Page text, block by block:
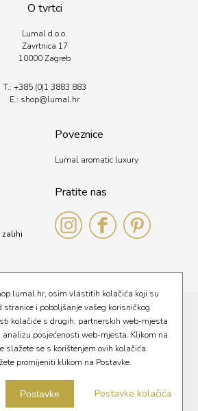
O tvrtci
Lumal d.o.o.
Zavrtnica 17
10000 Zagreb
T.: +385 (0)1 3883 883
E.: shop@lumal.hr
zalihi
Poveznice
Lumal aromatic luxury
Pratite nas
Pravna obavijest
Politika privatnosti
Obavijest za javnost
osim vlastitih kolačića koji su
stranice i poboljšanje vašeg korisničkog
kolačiće s drugih, partnerskih web-mjesta
analizu posjećenosti web-mjesta. Klikom na
slažete se s korištenjem ovih kolačića.
promijeniti klikom na Postavke.
Postavke kolačića